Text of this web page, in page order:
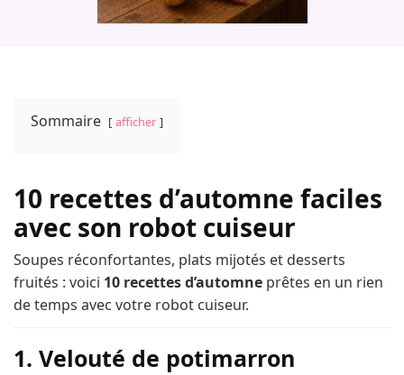
Sommaire afficher
10 recettes d’automne faciles
avec son robot cuiseur
Soupes réconfortantes, plats mijotés et desserts
fruités : voici 10 recettes d’automne prêtes en un rien
de temps avec votre robot cuiseur.
1. Velouté de potimarron